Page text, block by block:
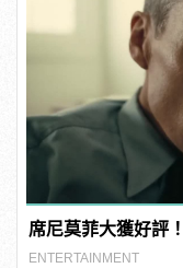
席尼莫菲大獲好評
ENTERTAINMENT